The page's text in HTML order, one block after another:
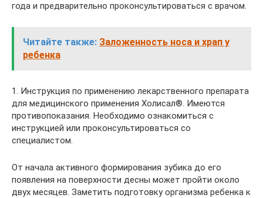
года и предварительно проконсультироваться с врачом.
Читайте также: Заложенность носа и храп у
ребенка
1. Инструкция по применению лекарственного препарата
для медицинского применения Холисал®. Имеются
противопоказания. Необходимо ознакомиться с
инструкцией или проконсультироваться со
специалистом.
От начала активного формирования зубика до его
появления на поверхности десны может пройти около
двух месяцев. Заметить подготовку организма ребенка к